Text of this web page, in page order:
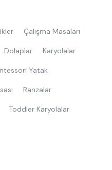
Çalışma Masaları
Dolaplar Karyolalar
Yatak
Ranzalar
Toddler Karyolalar